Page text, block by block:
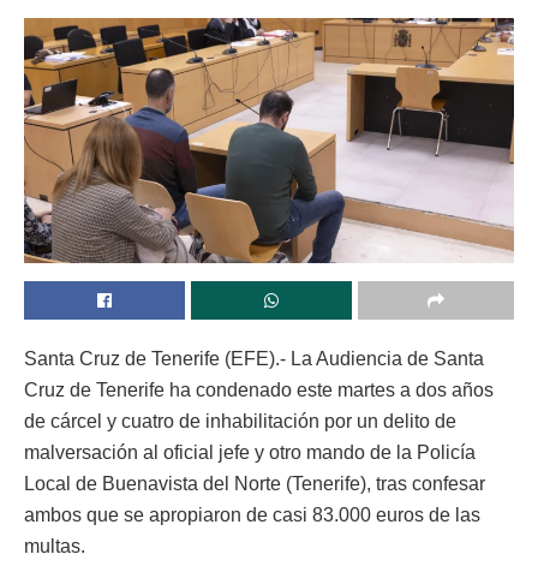
Santa Cruz de Tenerife (EFE).- La Audiencia de Santa
Cruz de Tenerife ha condenado este martes a dos años
de cárcel y cuatro de inhabilitación por un delito de
malversación al oficial jefe y otro mando de la Policía
Local de Buenavista del Norte (Tenerife), tras confesar
ambos que se apropiaron de casi 83.000 euros de las
multas.